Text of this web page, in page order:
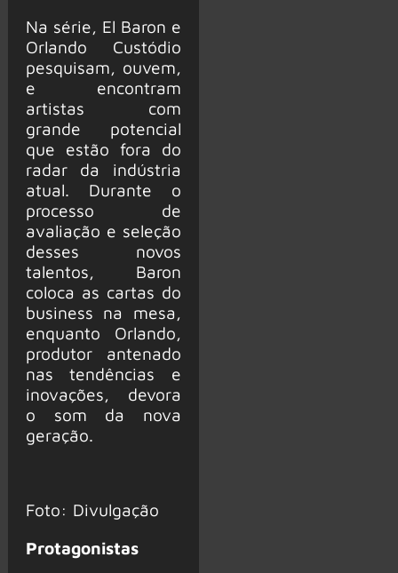
Na série, El Baron e
Orlando Custódio
pesquisam, ouvem,
e encontram
artistas com
grande potencial
que estão fora do
radar da indústria
atual. Durante o
processo de
avaliação e seleção
desses novos
talentos, Baron
coloca as cartas do
business na mesa,
enquanto Orlando,
produtor antenado
nas tendências e
inovações, devora
o som da nova
geração.
Foto: Divulgação
Protagonistas